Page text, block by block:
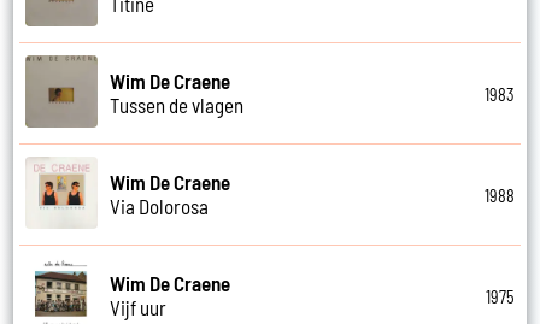
Wim De Craene
Tussen de vlagen
1983
Wim De Craene
Via Dolorosa
1988
Wim De Craene
Vijf uur
1975